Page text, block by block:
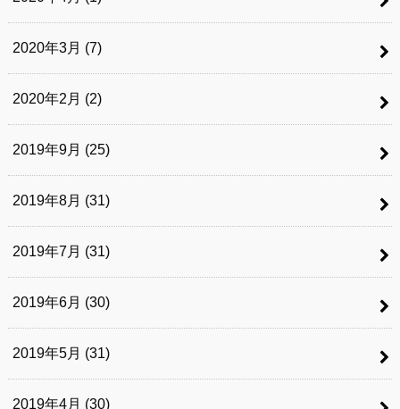
2020年3月 (7)
2020年2月 (2)
2019年9月 (25)
2019年8月 (31)
2019年7月 (31)
2019年6月 (30)
2019年5月 (31)
2019年4月 (30)